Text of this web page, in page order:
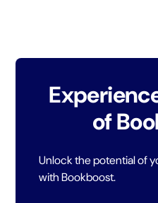
of
Unlock the potential of
with Bookboost.